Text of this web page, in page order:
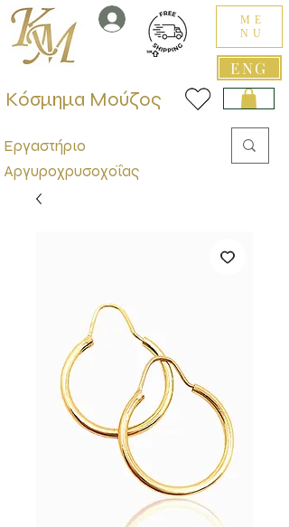
ENG
ME
NU
Εργαστήριο
Αργυροχρυσοχοΐας
Κόσμημα Μούζος